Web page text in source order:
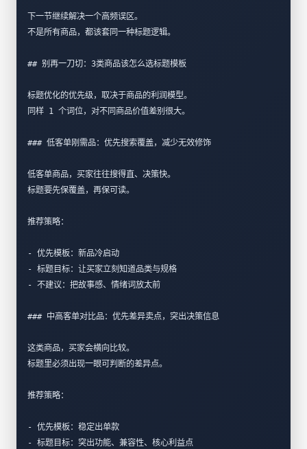
下一节继续解决一个高频误区。
不是所有商品，都该套同一种标题逻辑。
## 别再一刀切：3类商品该怎么选标题模板
标题优化的优先级，取决于商品的利润模型。
同样 1 个词位，对不同商品价值差别很大。
### 低客单刚需品：优先搜索覆盖，减少无效修饰
低客单商品，买家往往搜得直、决策快。
标题要先保覆盖，再保可读。
推荐策略：
- 优先模板：新品冷启动
- 标题目标：让买家立刻知道品类与规格
- 不建议：把故事感、情绪词放太前
### 中高客单对比品：优先差异卖点，突出决策信息
这类商品，买家会横向比较。
标题里必须出现一眼可判断的差异点。
推荐策略：
- 优先模板：稳定出单款
- 标题目标：突出功能、兼容性、核心利益点